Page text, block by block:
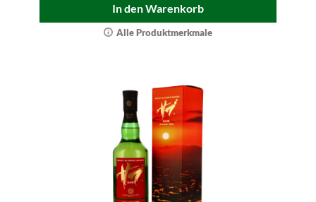
In den Warenkorb
Alle Produktmerkmale